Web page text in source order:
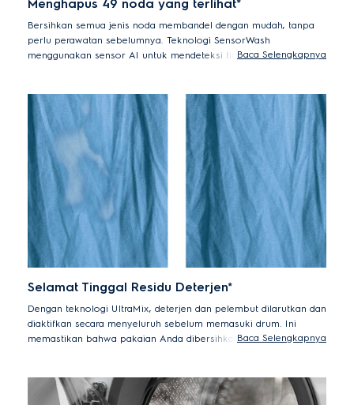
Menghapus 49 noda yang terlihat*
Bersihkan semua jenis noda membandel dengan mudah, tanpa
perlu perawatan sebelumnya. Teknologi SensorWash
menggunakan sensor AI untuk mendeteksi tingkat kotoran dan
termasuk minyak, anggur merah, lumpur, dan cokelat.*
*Diuji pada beban 4,5kg dengan noda 5cm2 dari makanan,
rumah tangga, dan produk pribadi menggunakan Cotton 40°C
+ Stain Cycle. Hasil dapat bervariasi tergantung pada faktor-
faktor seperti ukuran beban, jenis dan durasi pengotoran, jenis
deterjen dan tekanan air.
Baca Selengkapnya
Selamat Tinggal Residu Deterjen*
Dengan teknologi UltraMix, deterjen dan pelembut dilarutkan dan
diaktifkan secara menyeluruh sebelum memasuki drum. Ini
memastikan bahwa pakaian Anda dibersihkan tanpa
pada sisa deterjen yang terlihat dan melupakan pencucian
ulang*.
Baca Selengkapnya